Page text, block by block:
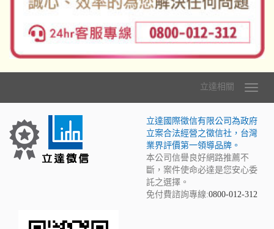
立達相關
立達國際徵信有限公司為政府
立案合法經營之徵信社，台灣
業界評價第一領導品牌。
本公司信譽良好網路推薦不
斷，案件使命必達是您安心委
託之選擇。
免付費諮詢專線:0800-012-312